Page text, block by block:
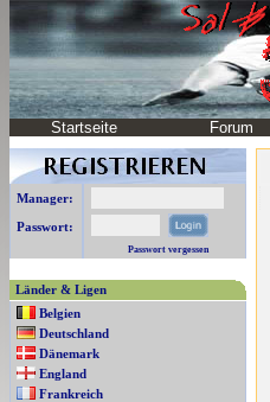
Startseite Forum
Manager:
Passwort:
Passwort vergessen
Länder & Ligen
Belgien
Deutschland
Dänemark
England
Frankreich